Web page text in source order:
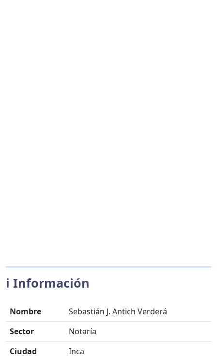
ℹ️ Información
Nombre
Sebastián J. Antich Verderá
Sector
Notaría
Ciudad
Inca